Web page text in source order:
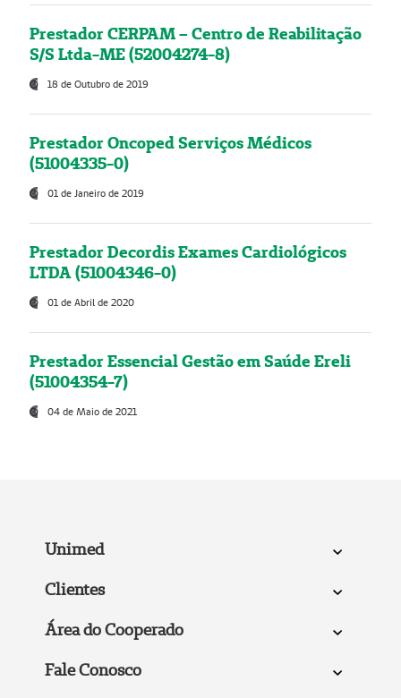
Prestador CERPAM – Centro de Reabilitação
S/S Ltda-ME (52004274-8)
18 de Outubro de 2019
Prestador Oncoped Serviços Médicos
(51004335-0)
01 de Janeiro de 2019
Prestador Decordis Exames Cardiológicos
LTDA (51004346-0)
01 de Abril de 2020
Prestador Essencial Gestão em Saúde Ereli
(51004354-7)
04 de Maio de 2021
Unimed
Clientes
Área do Cooperado
Fale Conosco